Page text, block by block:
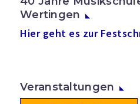
Wertingen
Hier geht es zur
Veranstaltungen